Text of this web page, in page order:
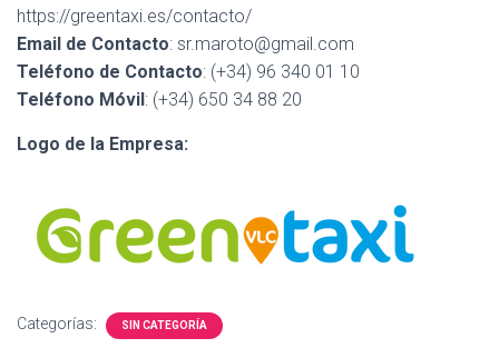
https://greentaxi.es/contacto/
Email de Contacto: sr.maroto@gmail.com
Teléfono de Contacto: (+34) 96 340 01 10
Teléfono Móvil: (+34) 650 34 88 20
Logo de la Empresa:
Categorías: SIN CATEGORÍA